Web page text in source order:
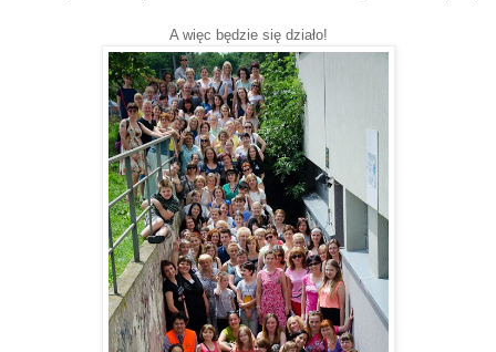
A więc będzie się działo!